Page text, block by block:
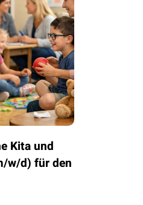
Kita und
w/d) für den